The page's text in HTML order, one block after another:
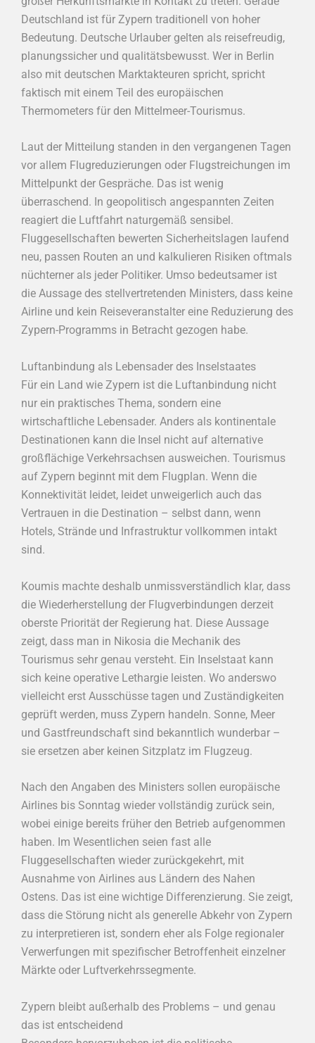
Deutschland ist für Zypern traditionell von hoher
Bedeutung. Deutsche Urlauber gelten als reisefreudig,
planungssicher und qualitätsbewusst. Wer in Berlin
also mit deutschen Marktakteuren spricht, spricht
faktisch mit einem Teil des europäischen
Thermometers für den Mittelmeer-Tourismus.
Laut der Mitteilung standen in den vergangenen Tagen
vor allem Flugreduzierungen oder Flugstreichungen im
Mittelpunkt der Gespräche. Das ist wenig
überraschend. In geopolitisch angespannten Zeiten
reagiert die Luftfahrt naturgemäß sensibel.
Fluggesellschaften bewerten Sicherheitslagen laufend
neu, passen Routen an und kalkulieren Risiken oftmals
nüchterner als jeder Politiker. Umso bedeutsamer ist
die Aussage des stellvertretenden Ministers, dass keine
Airline und kein Reiseveranstalter eine Reduzierung des
Zypern-Programms in Betracht gezogen habe.
Luftanbindung als Lebensader des Inselstaates
Für ein Land wie Zypern ist die Luftanbindung nicht
nur ein praktisches Thema, sondern eine
wirtschaftliche Lebensader. Anders als kontinentale
Destinationen kann die Insel nicht auf alternative
großflächige Verkehrsachsen ausweichen. Tourismus
auf Zypern beginnt mit dem Flugplan. Wenn die
Konnektivität leidet, leidet unweigerlich auch das
Vertrauen in die Destination – selbst dann, wenn
Hotels, Strände und Infrastruktur vollkommen intakt
sind.
Koumis machte deshalb unmissverständlich klar, dass
die Wiederherstellung der Flugverbindungen derzeit
oberste Priorität der Regierung hat. Diese Aussage
zeigt, dass man in Nikosia die Mechanik des
Tourismus sehr genau versteht. Ein Inselstaat kann
sich keine operative Lethargie leisten. Wo anderswo
vielleicht erst Ausschüsse tagen und Zuständigkeiten
geprüft werden, muss Zypern handeln. Sonne, Meer
und Gastfreundschaft sind bekanntlich wunderbar –
sie ersetzen aber keinen Sitzplatz im Flugzeug.
Nach den Angaben des Ministers sollen europäische
Airlines bis Sonntag wieder vollständig zurück sein,
wobei einige bereits früher den Betrieb aufgenommen
haben. Im Wesentlichen seien fast alle
Fluggesellschaften wieder zurückgekehrt, mit
Ausnahme von Airlines aus Ländern des Nahen
Ostens. Das ist eine wichtige Differenzierung. Sie zeigt,
dass die Störung nicht als generelle Abkehr von Zypern
zu interpretieren ist, sondern eher als Folge regionaler
Verwerfungen mit spezifischer Betroffenheit einzelner
Märkte oder Luftverkehrssegmente.
Zypern bleibt außerhalb des Problems – und genau
das ist entscheidend